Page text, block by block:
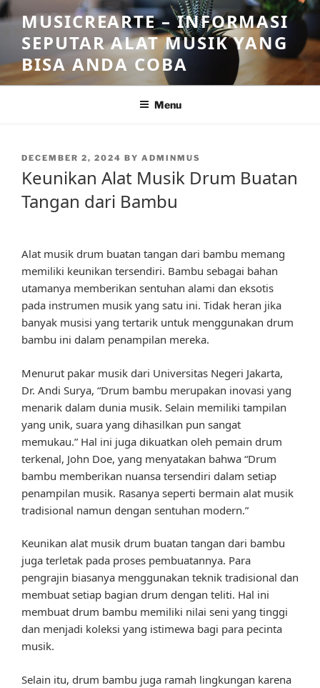
Skip
to
content
MUSICREARTE – INFORMASI
SEPUTAR ALAT MUSIK YANG
BISA ANDA COBA
Menu
POSTED
DECEMBER 2, 2024 BY ADMINMUS
Keunikan Alat Musik Drum Buatan
Tangan dari Bambu
Alat musik drum buatan tangan dari bambu memang
memiliki keunikan tersendiri. Bambu sebagai bahan
utamanya memberikan sentuhan alami dan eksotis
pada instrumen musik yang satu ini. Tidak heran jika
banyak musisi yang tertarik untuk menggunakan drum
bambu ini dalam penampilan mereka.
Menurut pakar musik dari Universitas Negeri Jakarta,
Dr. Andi Surya, “Drum bambu merupakan inovasi yang
menarik dalam dunia musik. Selain memiliki tampilan
yang unik, suara yang dihasilkan pun sangat
memukau.” Hal ini juga dikuatkan oleh pemain drum
terkenal, John Doe, yang menyatakan bahwa “Drum
bambu memberikan nuansa tersendiri dalam setiap
penampilan musik. Rasanya seperti bermain alat musik
tradisional namun dengan sentuhan modern.”
Keunikan alat musik drum buatan tangan dari bambu
juga terletak pada proses pembuatannya. Para
pengrajin biasanya menggunakan teknik tradisional dan
membuat setiap bagian drum dengan teliti. Hal ini
membuat drum bambu memiliki nilai seni yang tinggi
dan menjadi koleksi yang istimewa bagi para pecinta
musik.
Selain itu, drum bambu juga ramah lingkungan karena